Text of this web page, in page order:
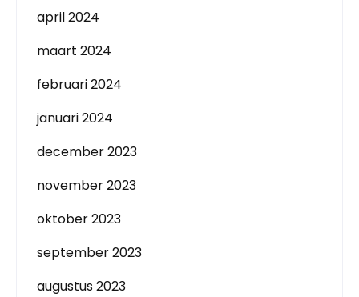
april 2024
maart 2024
februari 2024
januari 2024
december 2023
november 2023
oktober 2023
september 2023
augustus 2023